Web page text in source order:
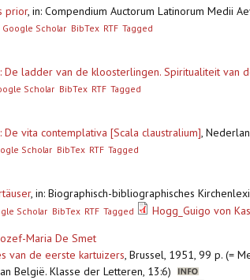
prior, in: Compendium Auctorum Latinorum Medii
Google Scholar BibTex RTF Tagged
De ladder van de kloosterlingen. Spiritualiteit van
Scholar BibTex RTF Tagged
vita contemplativa [Scala claustralium],
Scholar BibTex RTF Tagged
, in: Biographisch-bibliographisches
Scholar BibTex RTF Tagged Hogg_Guigo von
Maria De Smet
van de eerste kartuizers, Brussel, 1951, 99 p. (=
België. Klasse der Letteren, 13:6)